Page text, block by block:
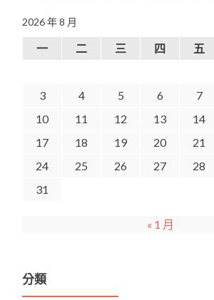
2026 年 8 月
一 二 三 四 五
3
4 5 6 7
10
11 12 13 14
17
18 19 20 21
24
25 26 27 28
31
« 1 月
分類